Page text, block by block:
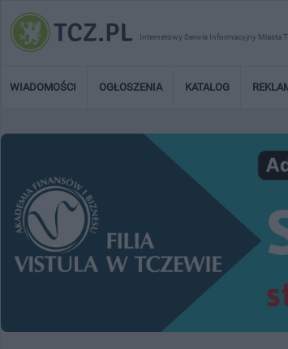
Internetowy Serwis Informacyjny Miasta
WIADOMOŚCI OGŁOSZENIA KATALOG